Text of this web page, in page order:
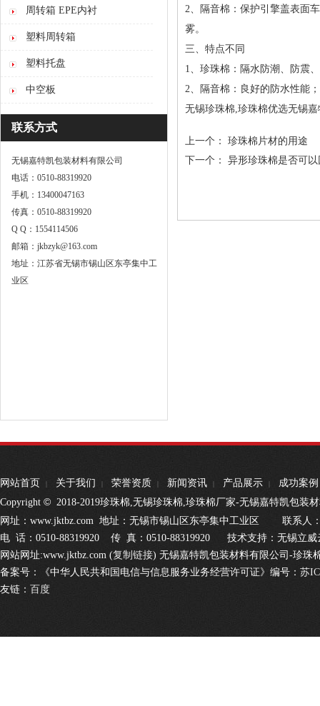
周转箱 EPE内衬
塑料周转箱
塑料托盘
中空板
联系方式
无锡嘉特凯包装材料有限公司
电话：0510-88319920
手机：13400047163
传真：0510-88319920
Q Q：1554114506
邮箱：jkbzyk@163.com
地址：江苏省无锡市锡山区东亭集中工
业区
2、隔音棉：保护引擎盖表面
雾。
三、特点不同
1、珍珠棉：隔水防潮、防震
2、隔音棉：良好的防水性能
无锡珍珠棉,珍珠棉优选无锡
上一个： 珍珠棉片材的用途
下一个： 异形珍珠棉是否可
网站首页 | 关于我们 | 荣誉资质 | 新闻资讯 | 产品展示 |
成功案例
Copyright © 2018-2019珍珠棉,无锡珍珠棉,珍珠棉厂家-无锡嘉特凯包装
网址：www.jktbz.com 地址：无锡市锡山区东亭集中工业区 联系人：
电 话：0510-88319920 传 真：0510-88319920 技术支持：无锡立
网站网址:www.jktbz.com (复制链接) 无锡嘉特凯包装材料有限公司 -珍珠
备案号：《中华人民共和国电信与信息服务业务经营许可证》编号： 苏
友链： 百度